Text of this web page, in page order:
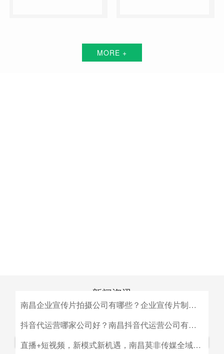
MORE +
新闻资讯
南昌企业宣传片拍摄公司有哪些？企业宣传片制作公司哪家好
南昌企业宣传片拍摄公司有哪些？企业宣传片制作公司哪家
视宣传的规模，似乎企业宣传片是大企业才做得起的东西。
抖音代运营哪家公司好？南昌抖音代运营公司有哪些？
抖音代运营哪家公司好？南昌抖音代运营公司有哪些？抖音直播+短视频，新模式新机遇，南昌莫非传媒全域营销平台全新低成本精准拓客！